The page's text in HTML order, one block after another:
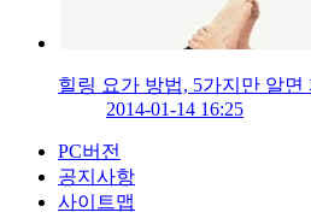
힐링 요가 방법, 5가지만 알면
2014-01-14 16:25
PC버전
공지사항
사이트맵